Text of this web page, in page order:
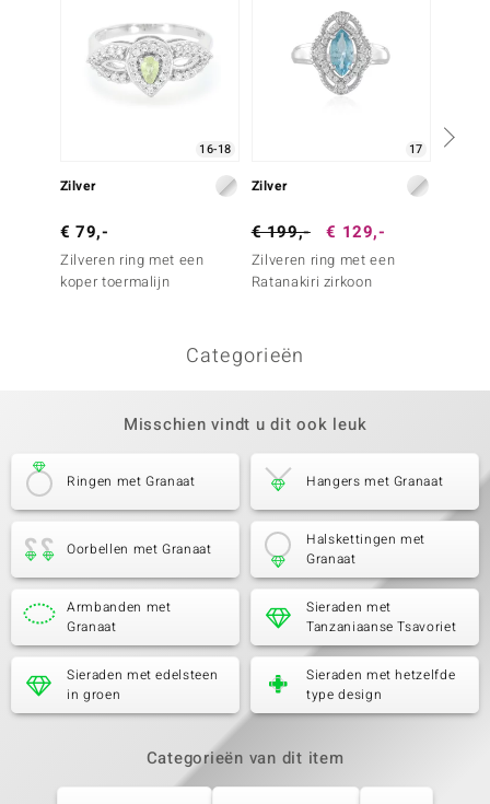
16-18
Zilver
€ 79,-
Zilveren ring met een
koper toermalijn
17
Zilver
€ 199,- € 129,-
Zilveren ring met een
Ratanakiri zirkoon
Categorieën
Misschien vindt u dit ook leuk
Ringen met Granaat Hangers met Granaat
Oorbellen met Granaat
Halskettingen met
Granaat
Armbanden met
Granaat
Sieraden met
Tanzaniaanse Tsavoriet
Sieraden met edelsteen
in groen
Sieraden met hetzelfde
type design
Categorieën van dit item